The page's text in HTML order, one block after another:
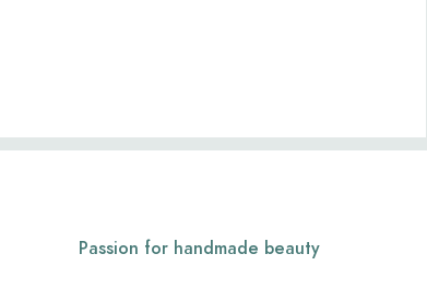
Passion for handmade beauty